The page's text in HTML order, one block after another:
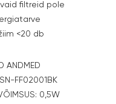
filtreid pole
<20 db
ANDMED
FF02001BK
0,5W